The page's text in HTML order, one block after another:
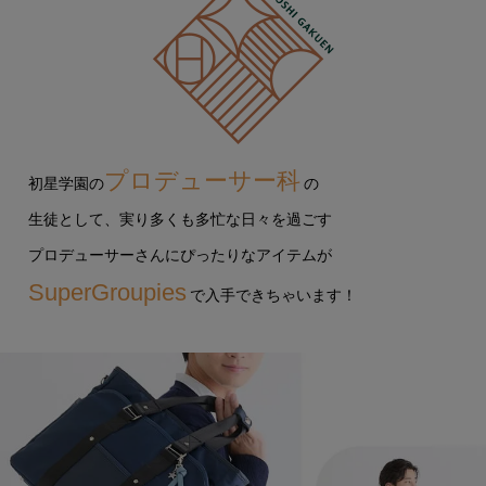
初星学園のプロデューサー科 の
生徒として、 実り多くも多忙な日々を過ごす
プロデューサーさんにぴったりなアイテムが
SuperGroupies で入手できちゃいます！